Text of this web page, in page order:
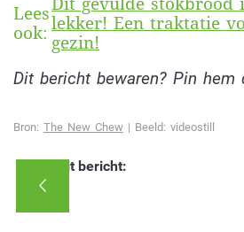
Lees
ook:
Dit gevulde stokbrood
lekker! Een traktatie
gezin!
Dit bericht bewaren? Pin hem
Bron: The New Chew | Beeld: videostill
Deel dit bericht: